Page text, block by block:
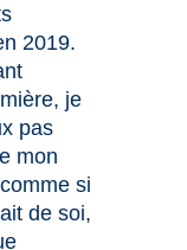
2019.
je
pas
mon
si
de soi,